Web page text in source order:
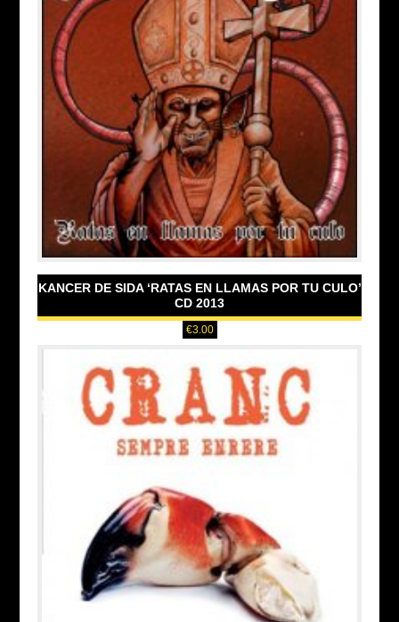
KANCER DE SIDA ‘RATAS EN LLAMAS POR TU CULO’
CD 2013
€3.00